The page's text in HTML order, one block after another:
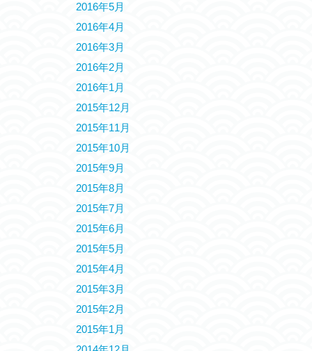
2016年5月
2016年4月
2016年3月
2016年2月
2016年1月
2015年12月
2015年11月
2015年10月
2015年9月
2015年8月
2015年7月
2015年6月
2015年5月
2015年4月
2015年3月
2015年2月
2015年1月